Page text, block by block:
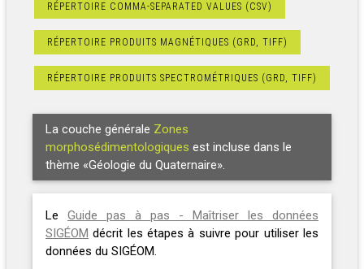
RÉPERTOIRE COMMA-SEPARATED VALUES (CSV)
RÉPERTOIRE PRODUITS MAGNÉTIQUES (GRD, TIFF)
RÉPERTOIRE PRODUITS SPECTROMÉTRIQUES (GRD, TIFF)
La couche générale Zones
morphosédimentologiques est incluse dans le
thème «Géologie du Quaternaire».
Le Guide pas à pas - Maîtriser les données
SIGÉOM décrit les étapes à suivre pour utiliser les
données du SIGÉOM.